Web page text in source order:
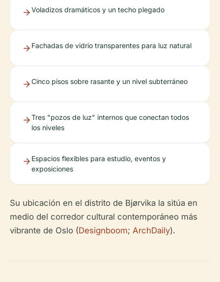
Voladizos dramáticos y un techo plegado
Fachadas de vidrio transparentes para luz natural
Cinco pisos sobre rasante y un nivel subterráneo
Tres "pozos de luz" internos que conectan todos
los niveles
Espacios flexibles para estudio, eventos y
exposiciones
Su ubicación en el distrito de Bjørvika la sitúa en
medio del corredor cultural contemporáneo más
vibrante de Oslo (Designboom; ArchDaily).